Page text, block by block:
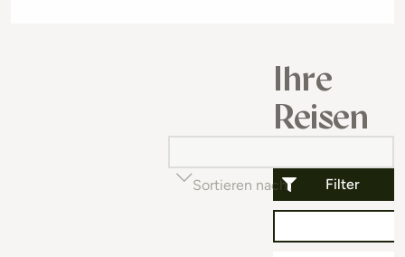
Ihre
Reisen
Filter
Sortieren nach Beliebtheit